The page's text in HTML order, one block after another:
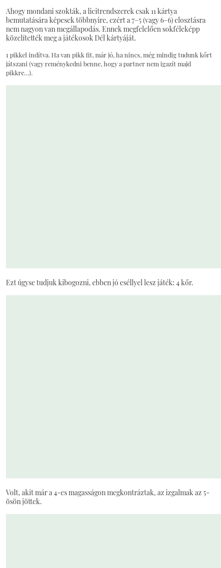
Ahogy mondani szokták, a licitrendszerek csak 11 kártya
bemutatására képesek többnyire, ezért a 7–5 (vagy 6–6) elosztásra
nem nagyon van megállapodás. Ennek megfelelően sokféleképp
közelítették meg a játékosok Dél kártyáját.
1 pikkel indítva. Ha van pikk fit, már jó, ha nincs, még mindig tudunk kőrt
játszani (vagy reménykedni benne, hogy a partner nem igazít majd
pikkre…).
Ezt úgyse tudjuk kibogozni, ebben jó eséllyel lesz játék: 4 kőr.
Volt, akit már a 4-es magasságon megkontráztak, az izgalmak az 5-
ösön jöttek.